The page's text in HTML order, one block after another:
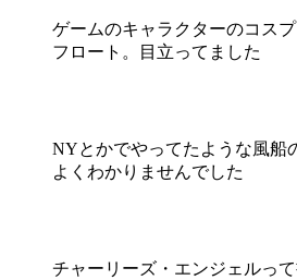
ゲームのキャラクターのコス
フロート。目立ってました
NYとかでやってたような風船
よくわかりませんでした
チャーリーズ・エンジェルっ